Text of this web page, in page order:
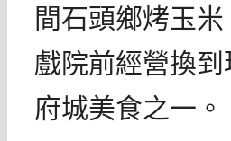
間石頭鄉烤玉
戲院前經營換
府城美食之一。